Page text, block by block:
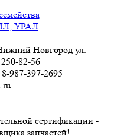
УРАЛ
Новгород ул.
82-56
987-397-2695
сертификации -
запчастей!